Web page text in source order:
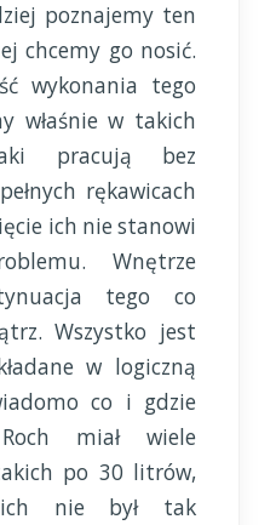
poznajemy ten
chcemy go nosić.
wykonania tego
właśnie w takich
pracują bez
rękawicach
ich nie stanowi
Wnętrze
tego co
Wszystko jest
w logiczną
co i gdzie
miał wiele
po 30 litrów,
nie był tak